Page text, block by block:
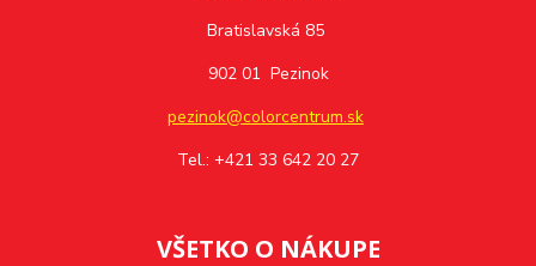
Bratislavská 85
902 01 Pezinok
pezinok@colorcentrum.sk
Tel.: +421 33 642 20 27
VŠETKO O NÁKUPE